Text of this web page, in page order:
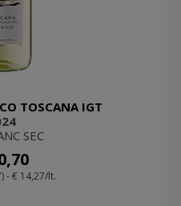
TOSCANA IGT
SEC
- € 14,27/lt.